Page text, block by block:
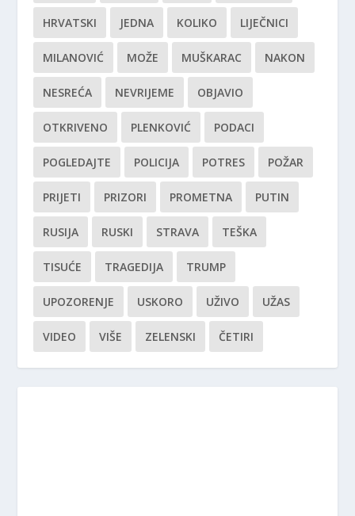
HRVATSKI JEDNA KOLIKO LIJEČNICI
MILANOVIĆ MOŽE MUŠKARAC NAKON
NESREĆA NEVRIJEME OBJAVIO
OTKRIVENO PLENKOVIĆ PODACI
POGLEDAJTE POLICIJA POTRES POŽAR
PRIJETI PRIZORI PROMETNA PUTIN
RUSIJA RUSKI STRAVA TEŠKA
TISUĆE TRAGEDIJA TRUMP
UPOZORENJE USKORO UŽIVO UŽAS
VIDEO VIŠE ZELENSKI ČETIRI